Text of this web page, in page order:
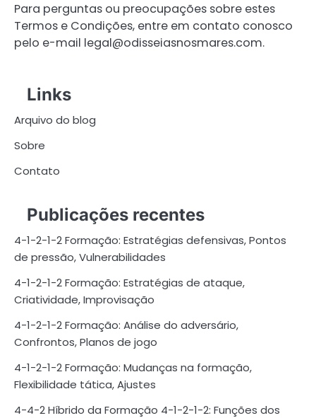
Para perguntas ou preocupações sobre estes
Termos e Condições, entre em contato conosco
pelo e-mail legal@odisseiasnosmares.com.
Links
Arquivo do blog
Sobre
Contato
Publicações recentes
4-1-2-1-2 Formação: Estratégias defensivas, Pontos
de pressão, Vulnerabilidades
4-1-2-1-2 Formação: Estratégias de ataque,
Criatividade, Improvisação
4-1-2-1-2 Formação: Análise do adversário,
Confrontos, Planos de jogo
4-1-2-1-2 Formação: Mudanças na formação,
Flexibilidade tática, Ajustes
4-4-2 Híbrido da Formação 4-1-2-1-2: Funções dos